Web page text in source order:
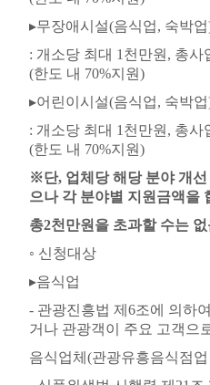
▸무장애시설(음식업, 숙박업
: 개소당 최대 1 천만원 , 총사
(한도 내 70%지원)
▸어린이시설(음식업, 숙박업
: 개소당 최대 1 천만원 , 총사
(한도 내 70%지원)
※단, 업체당 해당 분야 개
으나 각 분야별 지원금액을
총2천만원을 초과할 수는 없
◦ 신청대상
▸음식업
- 관광진흥법 제 6조에 의하
거나 관광객이 주요 고객으
음식업체 (관광유흥음식점업